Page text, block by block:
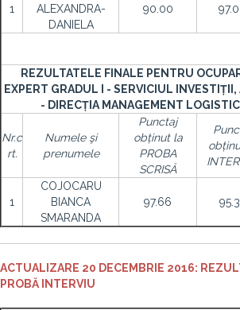
1
ALEXANDRA-
DANIELA
90.00
REZULTATELE FINALE PENTRU
EXPERT GRADUL I - SERVICIUL
- DIRECȚIA MANAGEMENT
Nr.c
rt.
Numele şi
prenumele
Punctaj
obținut la
PROBA
SCRISĂ
1
COJOCARU
BIANCA
SMARANDA
97.66
ACTUALIZARE 20 DECEMBRIE 2016:
PROBĂ INTERVIU